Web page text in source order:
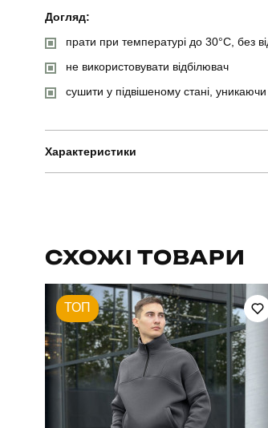
Догляд:
прати при температурі до 30°C, без
не використовувати відбілювач
сушити у підвішеному стані,
Характеристики
Призначення
Стиль
Колір
Склад тканини
СХОЖІ ТОВАРИ
ТОП